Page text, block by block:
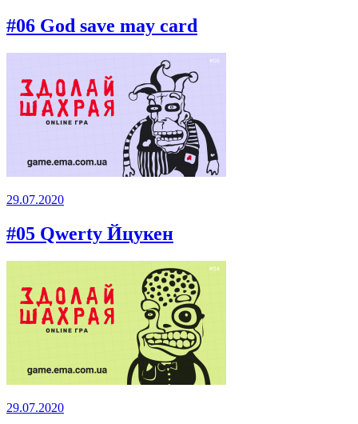
#06 God save may card
29.07.2020
#05 Qwerty Йцукен
29.07.2020